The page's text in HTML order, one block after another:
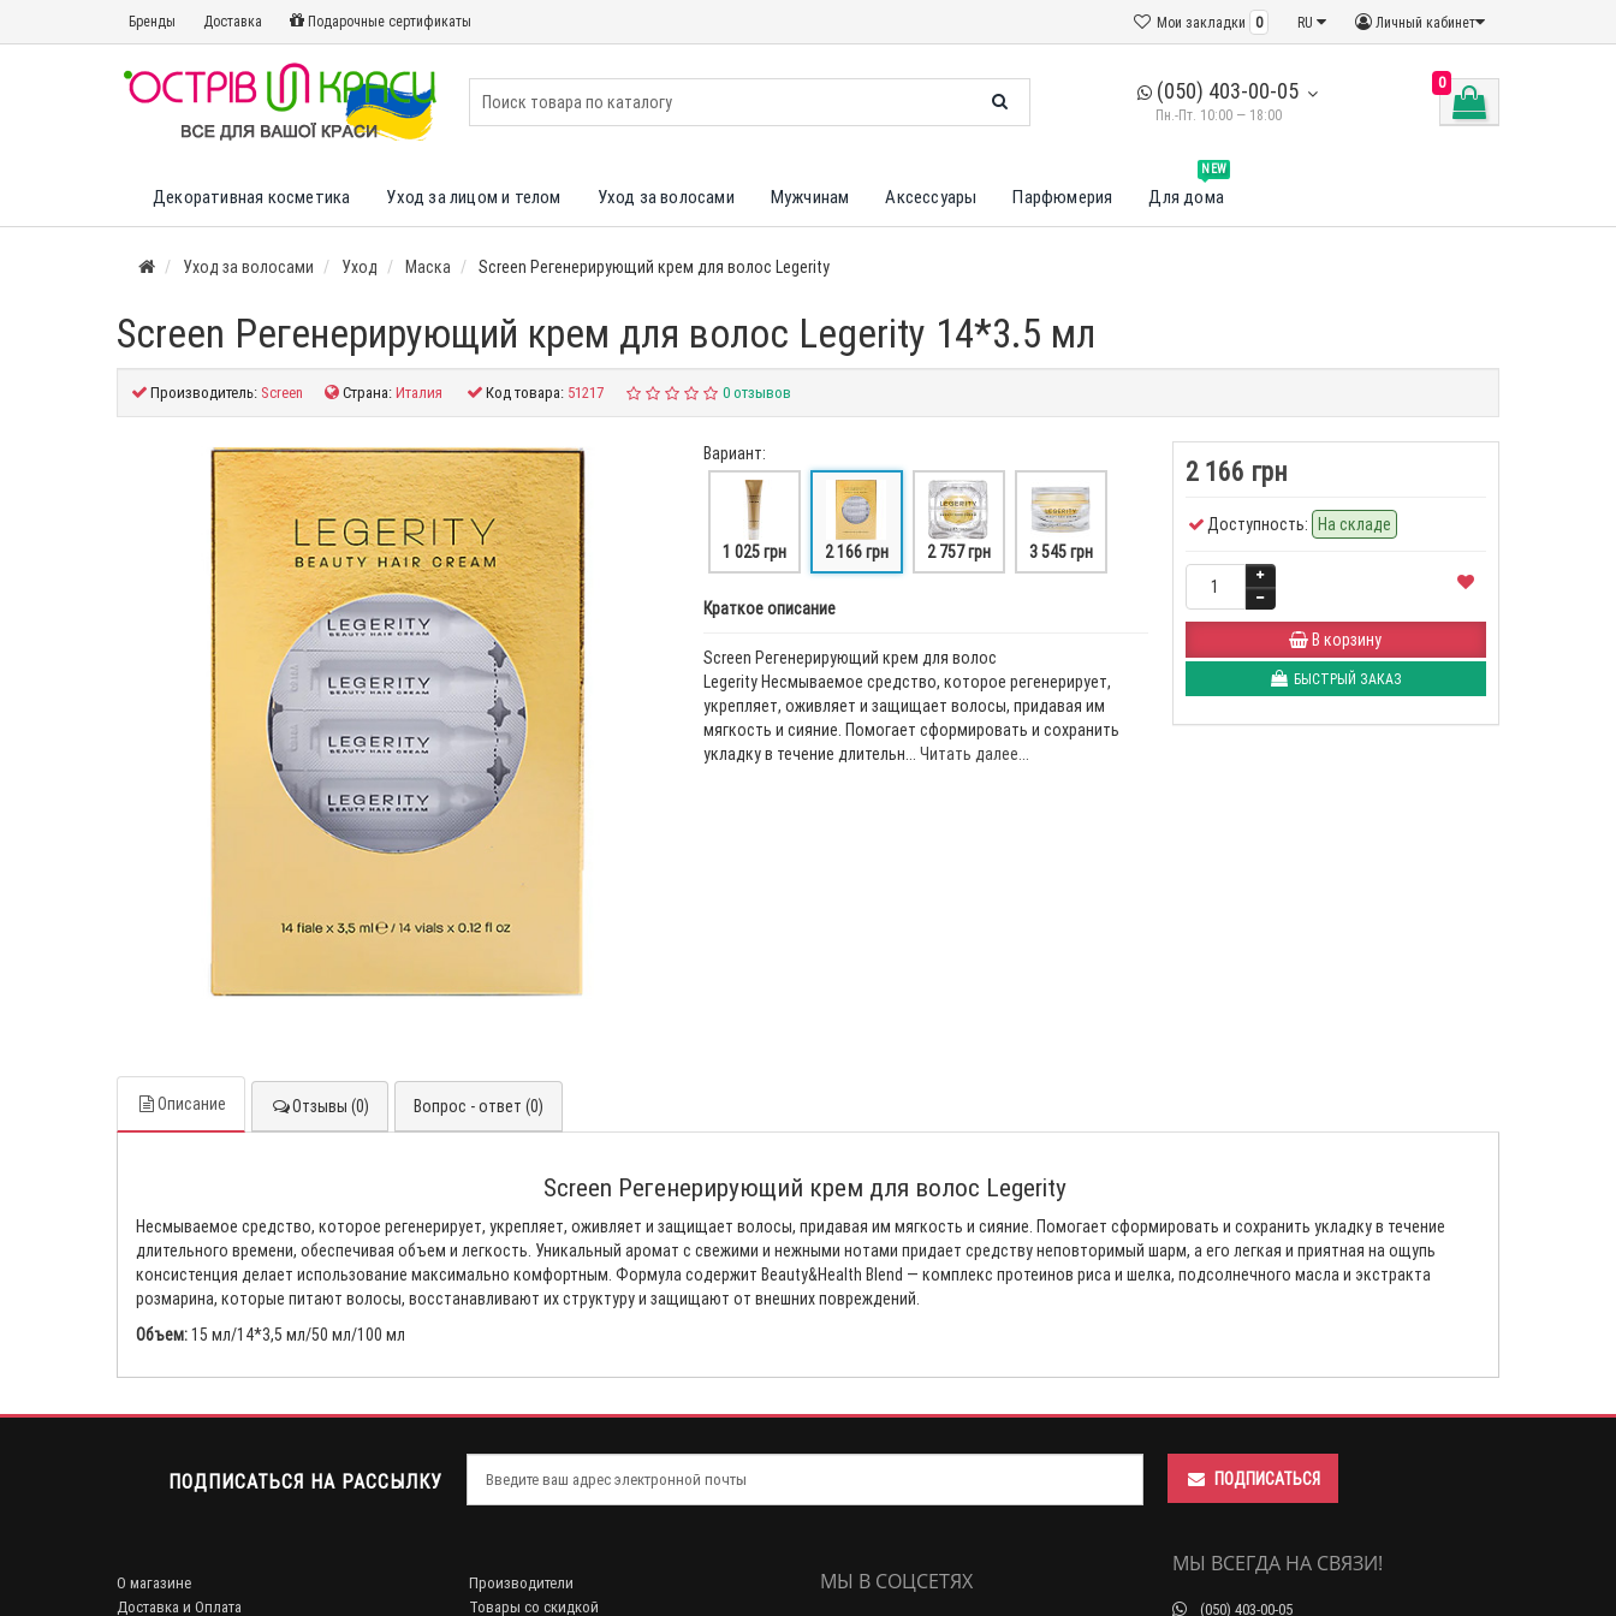
Бренды Доставка Подарочные сертификаты Личный кабинет
RU
Мои закладки 0
(050) 403-00-05
Пн.-Пт. 10:00 — 18:00
0
Декоративная косметика Уход за лицом и телом Уход за волосами Мужчинам Аксессуары Парфюмерия
NEW
Для дома
Уход за волосами Уход Маска Screen Регенерирующий крем для волос Legerity
Screen Регенерирующий крем для волос Legerity 14*3.5 мл
Производитель: Screen Страна:Италия Код товара: 51217 0 отзывов
Вариант:
1 025 грн 2 166 грн 2 757 грн 3 545 грн
Краткое описание
Screen Регенерирующий крем для волос
Legerity Несмываемое средство, которое регенерирует,
укрепляет, оживляет и защищает волосы, придавая им
мягкость и сияние. Помогает сформировать и сохранить
укладку в течение длительн... Читать далее...
2 166 грн
Доступность: На складе
В корзину
БЫСТРЫЙ ЗАКАЗ
Описание Отзывы (0) Вопрос - ответ (0)
Screen Регенерирующий крем для волос Legerity
Несмываемое средство, которое регенерирует, укрепляет, оживляет и защищает волосы, придавая им мягкость и сияние. Помогает сформировать и сохранить укладку в течение
длительного времени, обеспечивая объем и легкость. Уникальный аромат с свежими и нежными нотами придает средству неповторимый шарм, а его легкая и приятная на ощупь
консистенция делает использование максимально комфортным. Формула содержит Beauty&Health Blend — комплекс протеинов риса и шелка, подсолнечного масла и экстракта
розмарина, которые питают волосы, восстанавливают их структуру и защищают от внешних повреждений.
Объем:15 мл/14*3,5 мл/50 мл/100 мл
ПОДПИСАТЬСЯ НА РАССЫЛКУ ПОДПИСАТЬСЯ
О магазине
Доставка и Оплата
Производители
Товары со скидкой
МЫ В СОЦСЕТЯХ
МЫ ВСЕГДА НА СВЯЗИ!
(050) 403-00-05